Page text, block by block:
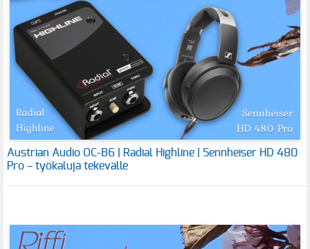
Austrian Audio OC-B6 | Radial Highline | Sennheiser HD 480
Pro – työkaluja tekevälle